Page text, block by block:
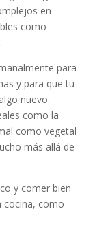
en
como
para
y para que tu
nuevo.
como la
como vegetal
más allá de
y comer bien
cocina, como